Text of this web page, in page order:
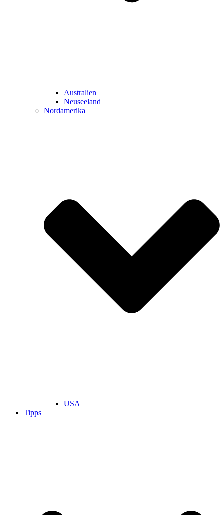
Australien
Neuseeland
Nordamerika
USA
Tipps